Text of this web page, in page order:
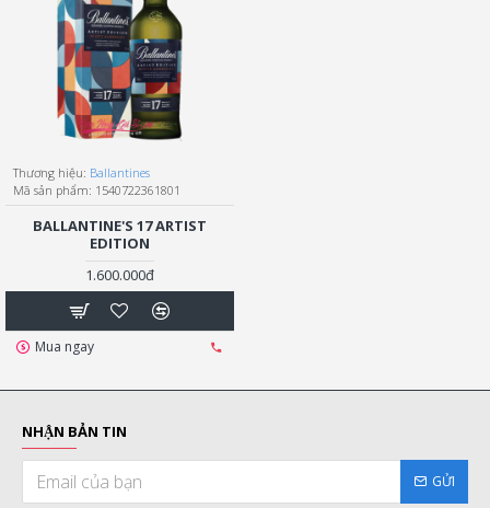
Thương hiệu: Ballantines
Mã sản phẩm: 1540722361801
BALLANTINE'S 17 ARTIST
EDITION
1.600.000đ
Mua ngay
NHẬN BẢN TIN
GỬI